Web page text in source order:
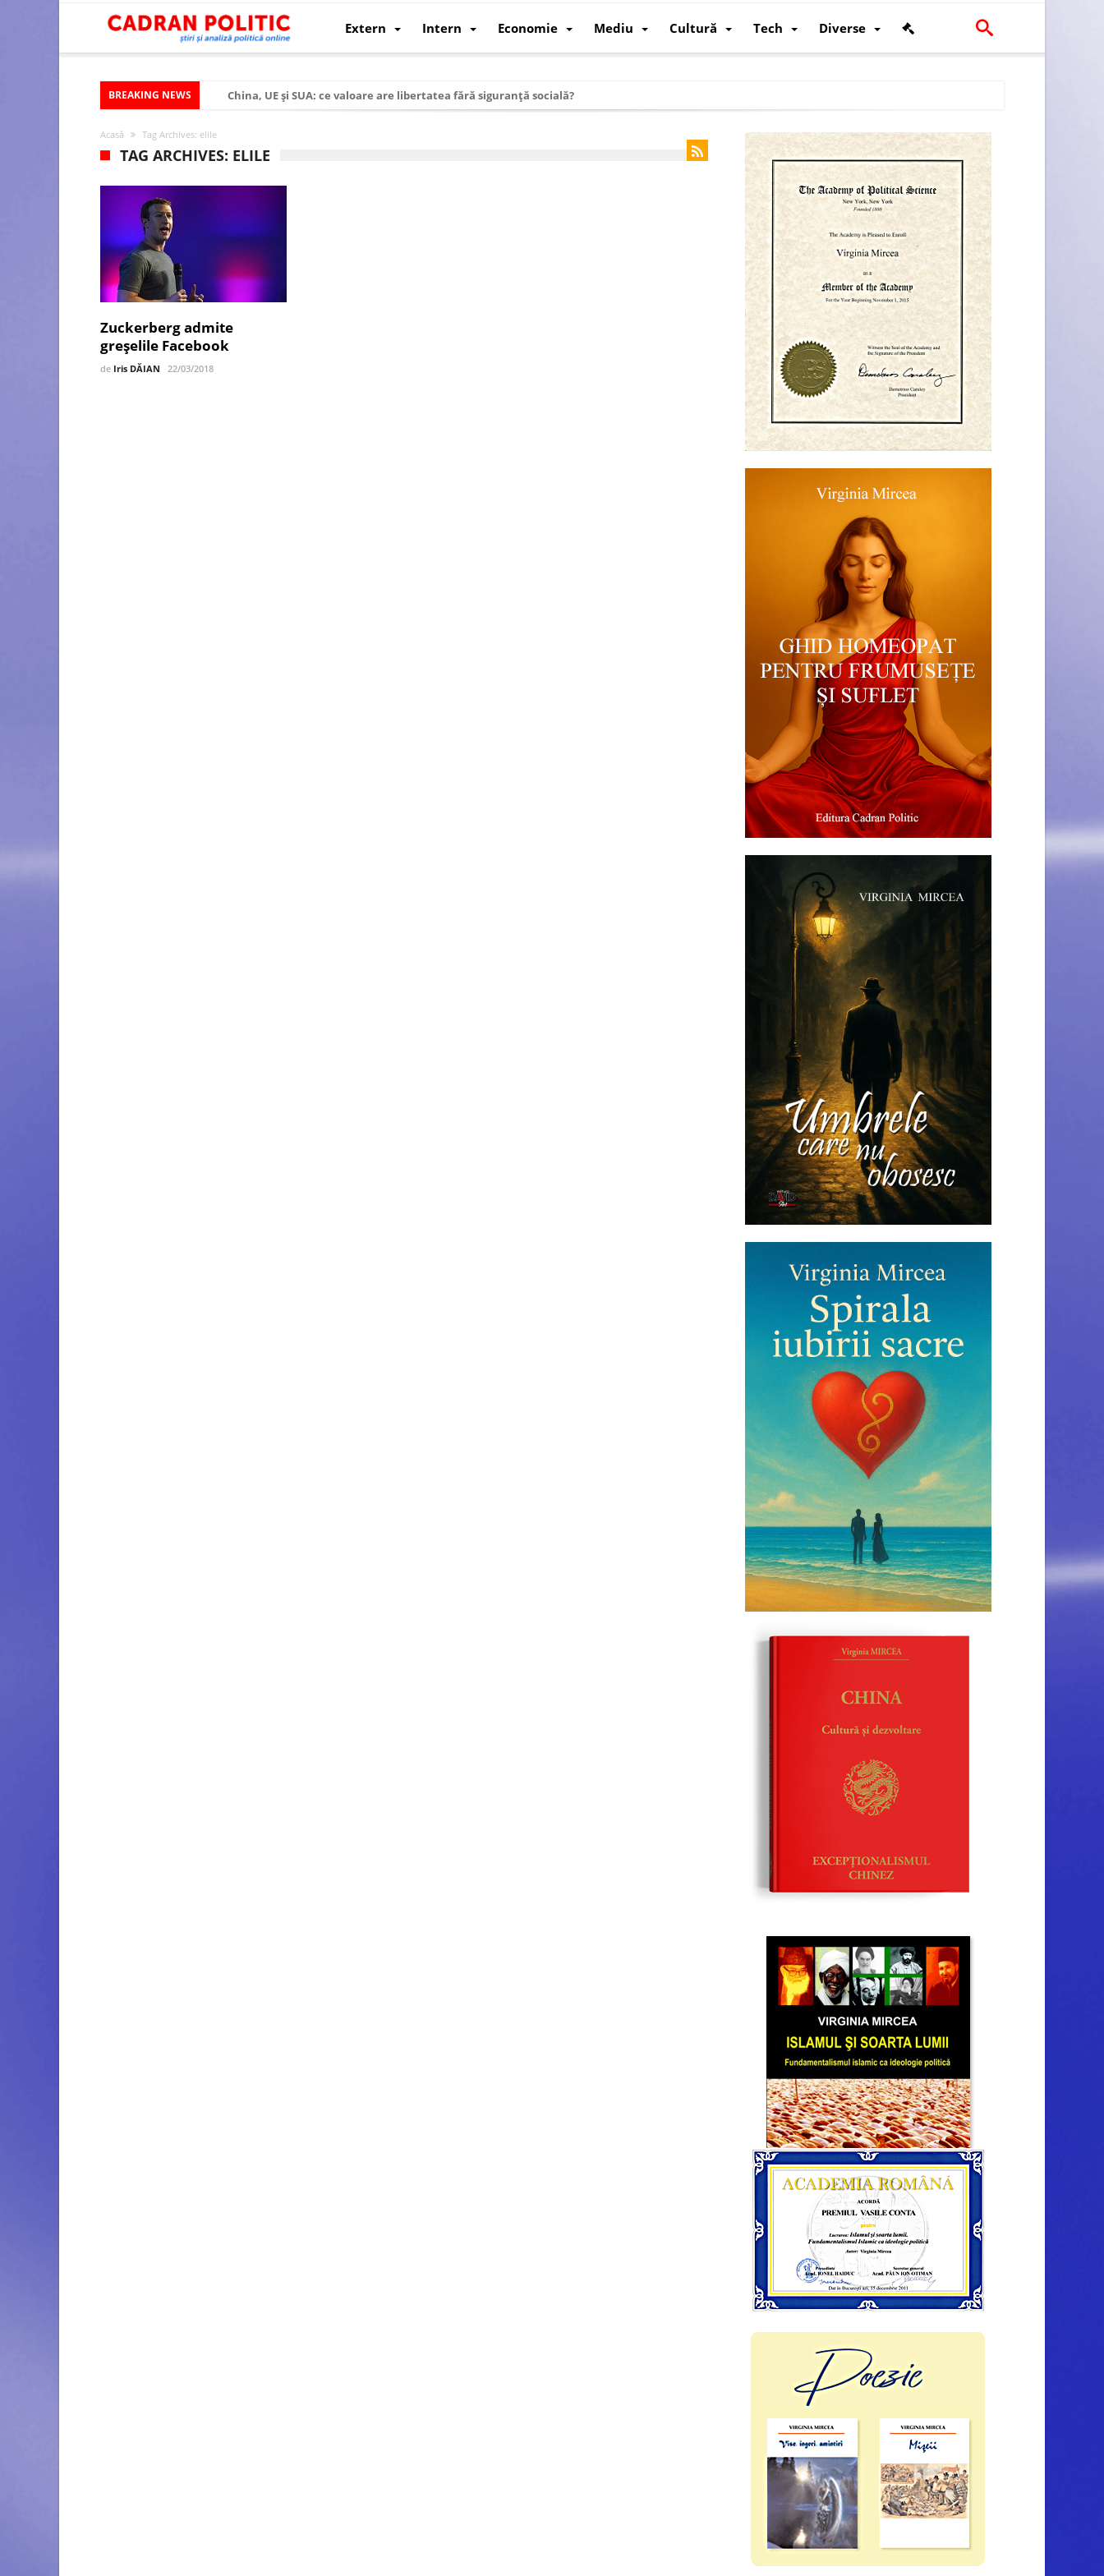
Extern Intern Economie Mediu Cultură Tech Diverse
BREAKING NEWS
China, UE și SUA: ce valoare are libertatea fără siguranță socială?
Modelul economic al SUA: cum au devenit cea mai mare economie a lumii
Occidentul obosit și Estul care revine: o realitate pe care România o simte, nu o spune
Viitorul României în Uniunea Europeană. Ce ne așteaptă? – O analiză structurală a demografiei, fiscalității și poziției României în U.E.
România – ROExit pentru a supraviețui ca țară
Huawei dezvoltă un nou cip AI pentru a înlocui Nvidia
Acasă Tag Archives: elile
TAG ARCHIVES: ELILE
Zuckerberg admite
greșelile Facebook
de Iris DĂIAN 22/03/2018